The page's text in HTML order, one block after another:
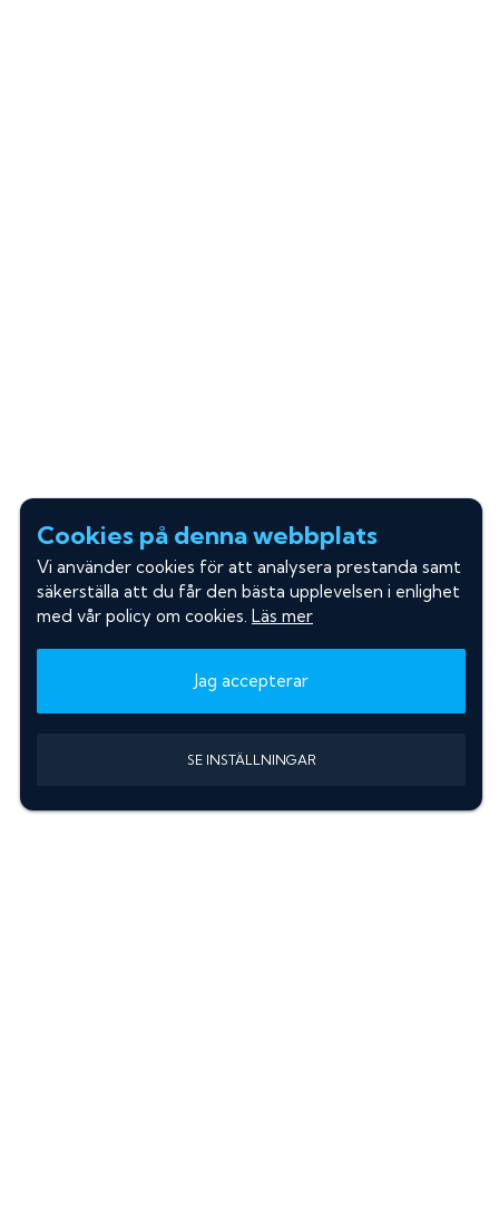
Cookies på denna webbplats
Vi använder cookies för att analysera prestanda samt
säkerställa att du får den bästa upplevelsen i enlighet
med vår policy om cookies. Läs mer
Jag accepterar
SE INSTÄLLNINGAR